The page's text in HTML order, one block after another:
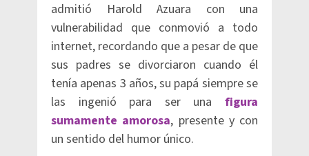
admitió Harold Azuara con una
vulnerabilidad que conmovió a todo
internet, recordando que a pesar de que
sus padres se divorciaron cuando él
tenía apenas 3 años, su papá siempre se
las ingenió para ser una figura
sumamente amorosa, presente y con
un sentido del humor único.